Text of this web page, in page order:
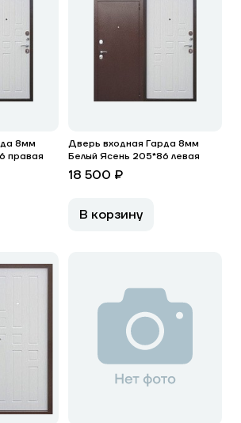
8мм
правая
Дверь входная Гарда 8мм
Белый Ясень 205*86 левая
18 500 ₽
В корзину